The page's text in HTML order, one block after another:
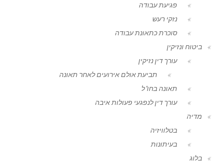
פגיעת עבודה
נזקי רעש
סוכרת כתאונת עבודה
ביטוח ונזיקין
עורך דין נזיקין
תביעת אולם אירועים לאחר תאונה
תאונה בחו"ל
עורך דין לנפגעי פעולות איבה
מדיה
בטלוויזיה
בעיתונות
בלוג